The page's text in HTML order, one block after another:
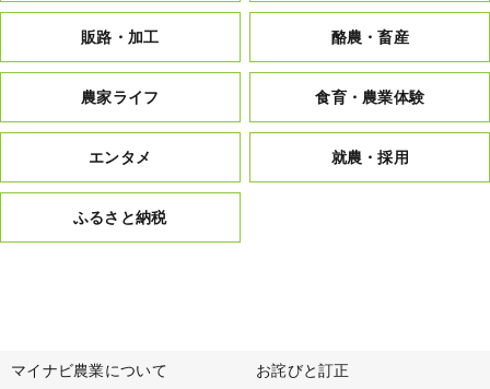
販路・加工 酪農・畜産
農家ライフ 食育・農業体験
エンタメ 就農・採用
ふるさと納税
マイナビ農業について お詫びと訂正